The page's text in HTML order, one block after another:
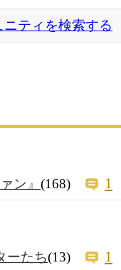
ニティを検索する
ン』 (168) 1
ーたち(13) 1